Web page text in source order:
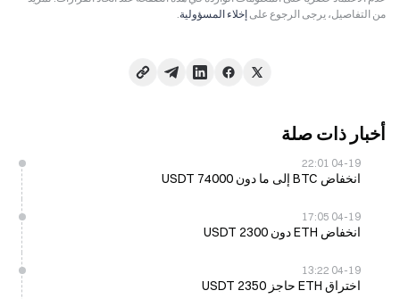
من التفاصيل، يرجى الرجوع على إخلاء المسؤولية.
أخبار ذات صلة
04-19 22:01
انخفاض BTC إلى ما دون 74000 USDT
04-19 17:05
انخفاض ETH دون 2300 USDT
04-19 13:22
اختراق ETH حاجز 2350 USDT